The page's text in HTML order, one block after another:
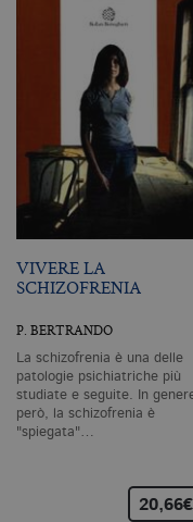
VIVERE LA
SCHIZOFRENIA
P. BERTRANDO
La schizofrenia è una delle
patologie psichiatriche più
studiate e seguite. In
però, la schizofrenia è
"spiegata"…
20,66€
I cookie
del sito
degli
sito Web
delle
cookie
tecnici e